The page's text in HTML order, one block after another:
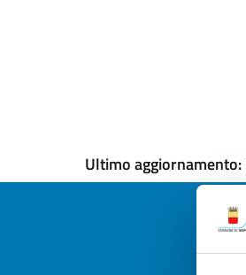
Ultimo aggiornamento: